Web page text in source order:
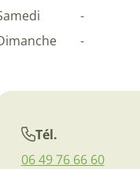
-
-
Tél.
06 49 76 66 60